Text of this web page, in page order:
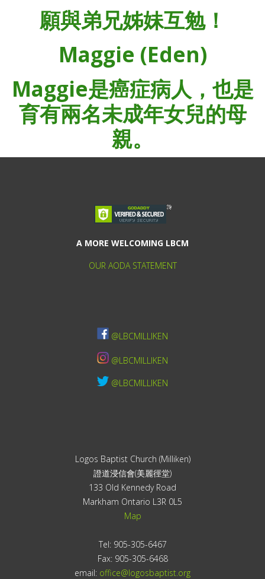
願與弟兄姊妹互勉！
Maggie (Eden)
Maggie是癌症病人，也是
育有兩名未成年女兒的母
親。
Logos Baptist Church (Milliken)
證道浸信會(美麗徑堂)
133 Old Kennedy Road
Markham Ontario L3R 0L5
Map
Tel: 905-305-6467
Fax: 905-305-6468
email: office@logosbaptist.org
A MORE WELCOMING LBCM
OUR AODA STATEMENT
@LBCMILLIKEN
@LBCMILLIKEN
@LBCMILLIKEN